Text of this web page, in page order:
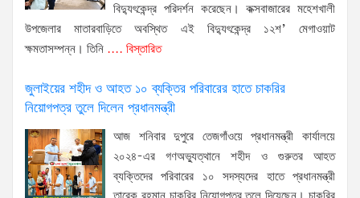
বিদ্যুৎকেন্দ্র পরিদর্শন করেছেন। কক্সবাজারের মহেশখালী
উপজেলার মাতারবাড়িতে অবস্থিত এই বিদ্যুৎকেন্দ্র ১২শ’ মেগাওয়াট
ক্ষমতাসম্পন্ন। তিনি .... বিস্তারিত
জুলাইয়ের শহীদ ও আহত ১০ ব্যক্তির পরিবারের হাতে চাকরির
নিয়োগপত্র তুলে দিলেন প্রধানমন্ত্রী
আজ শনিবার দুপুরে তেজগাঁওয়ে প্রধানমন্ত্রী কার্যালয়ে
২০২৪-এর গণঅভ্যুত্থানে শহীদ ও গুরুতর আহত
ব্যক্তিদের পরিবারের ১০ সদস্যদের হাতে প্রধানমন্ত্রী